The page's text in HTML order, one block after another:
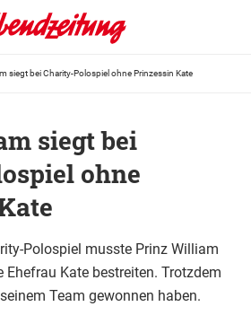
siegt bei Charity-Polospiel ohne Prinzessin Kate
siegt bei
ohne
Polospiel musste Prinz William
Ehefrau Kate bestreiten. Trotzdem
Team gewonnen haben.